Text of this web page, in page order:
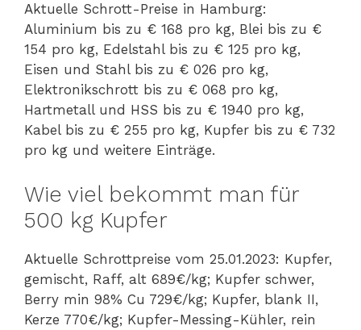
Aktuelle Schrott-Preise in Hamburg:
Aluminium bis zu € 168 pro kg, Blei bis zu €
154 pro kg, Edelstahl bis zu € 125 pro kg,
Eisen und Stahl bis zu € 026 pro kg,
Elektronikschrott bis zu € 068 pro kg,
Hartmetall und HSS bis zu € 1940 pro kg,
Kabel bis zu € 255 pro kg, Kupfer bis zu € 732
pro kg und weitere Einträge.
Wie viel bekommt man für
500 kg Kupfer
Aktuelle Schrottpreise vom 25.01.2023: Kupfer,
gemischt, Raff, alt 689€/kg; Kupfer schwer,
Berry min 98% Cu 729€/kg; Kupfer, blank II,
Kerze 770€/kg; Kupfer-Messing-Kühler, rein